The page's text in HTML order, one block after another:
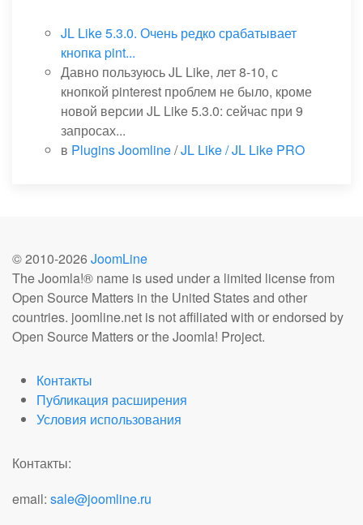
JL Like 5.3.0. Очень редко срабатывает
кнопка pint...
Давно пользуюсь JL Like, лет 8-10, с
кнопкой pinterest проблем не было, кроме
новой версии JL Like 5.3.0: сейчас при 9
запросах...
в Plugins Joomline/JL Like / JL Like PRO
© 2010-2026 JoomLine
The Joomla!® name is used under a limited license from
Open Source Matters in the United States and other
countries. joomline.net is not affiliated with or endorsed by
Open Source Matters or the Joomla! Project.
Контакты
Публикация расширения
Условия использования
Контакты:
email: sale@joomline.ru